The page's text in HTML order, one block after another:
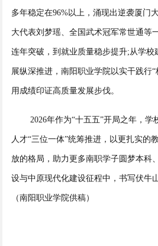
多年稳定在96%以上，涌现出逆袭厦门
大代表刘梦瑶、全国武术冠军常世通等
连年突破，到就业质量稳步提升;从学校
展纵深推进，南阳职业学院以实干践行“
用成绩印证高质量发展步伐。
2026年作为“十五五”开局之年，学
人才“三位一体”统筹推进，以更扎实的
放的格局，助力更多南职学子圆梦本科
设与中原现代化建设征程中，书写伏牛
（南阳职业学院供稿）